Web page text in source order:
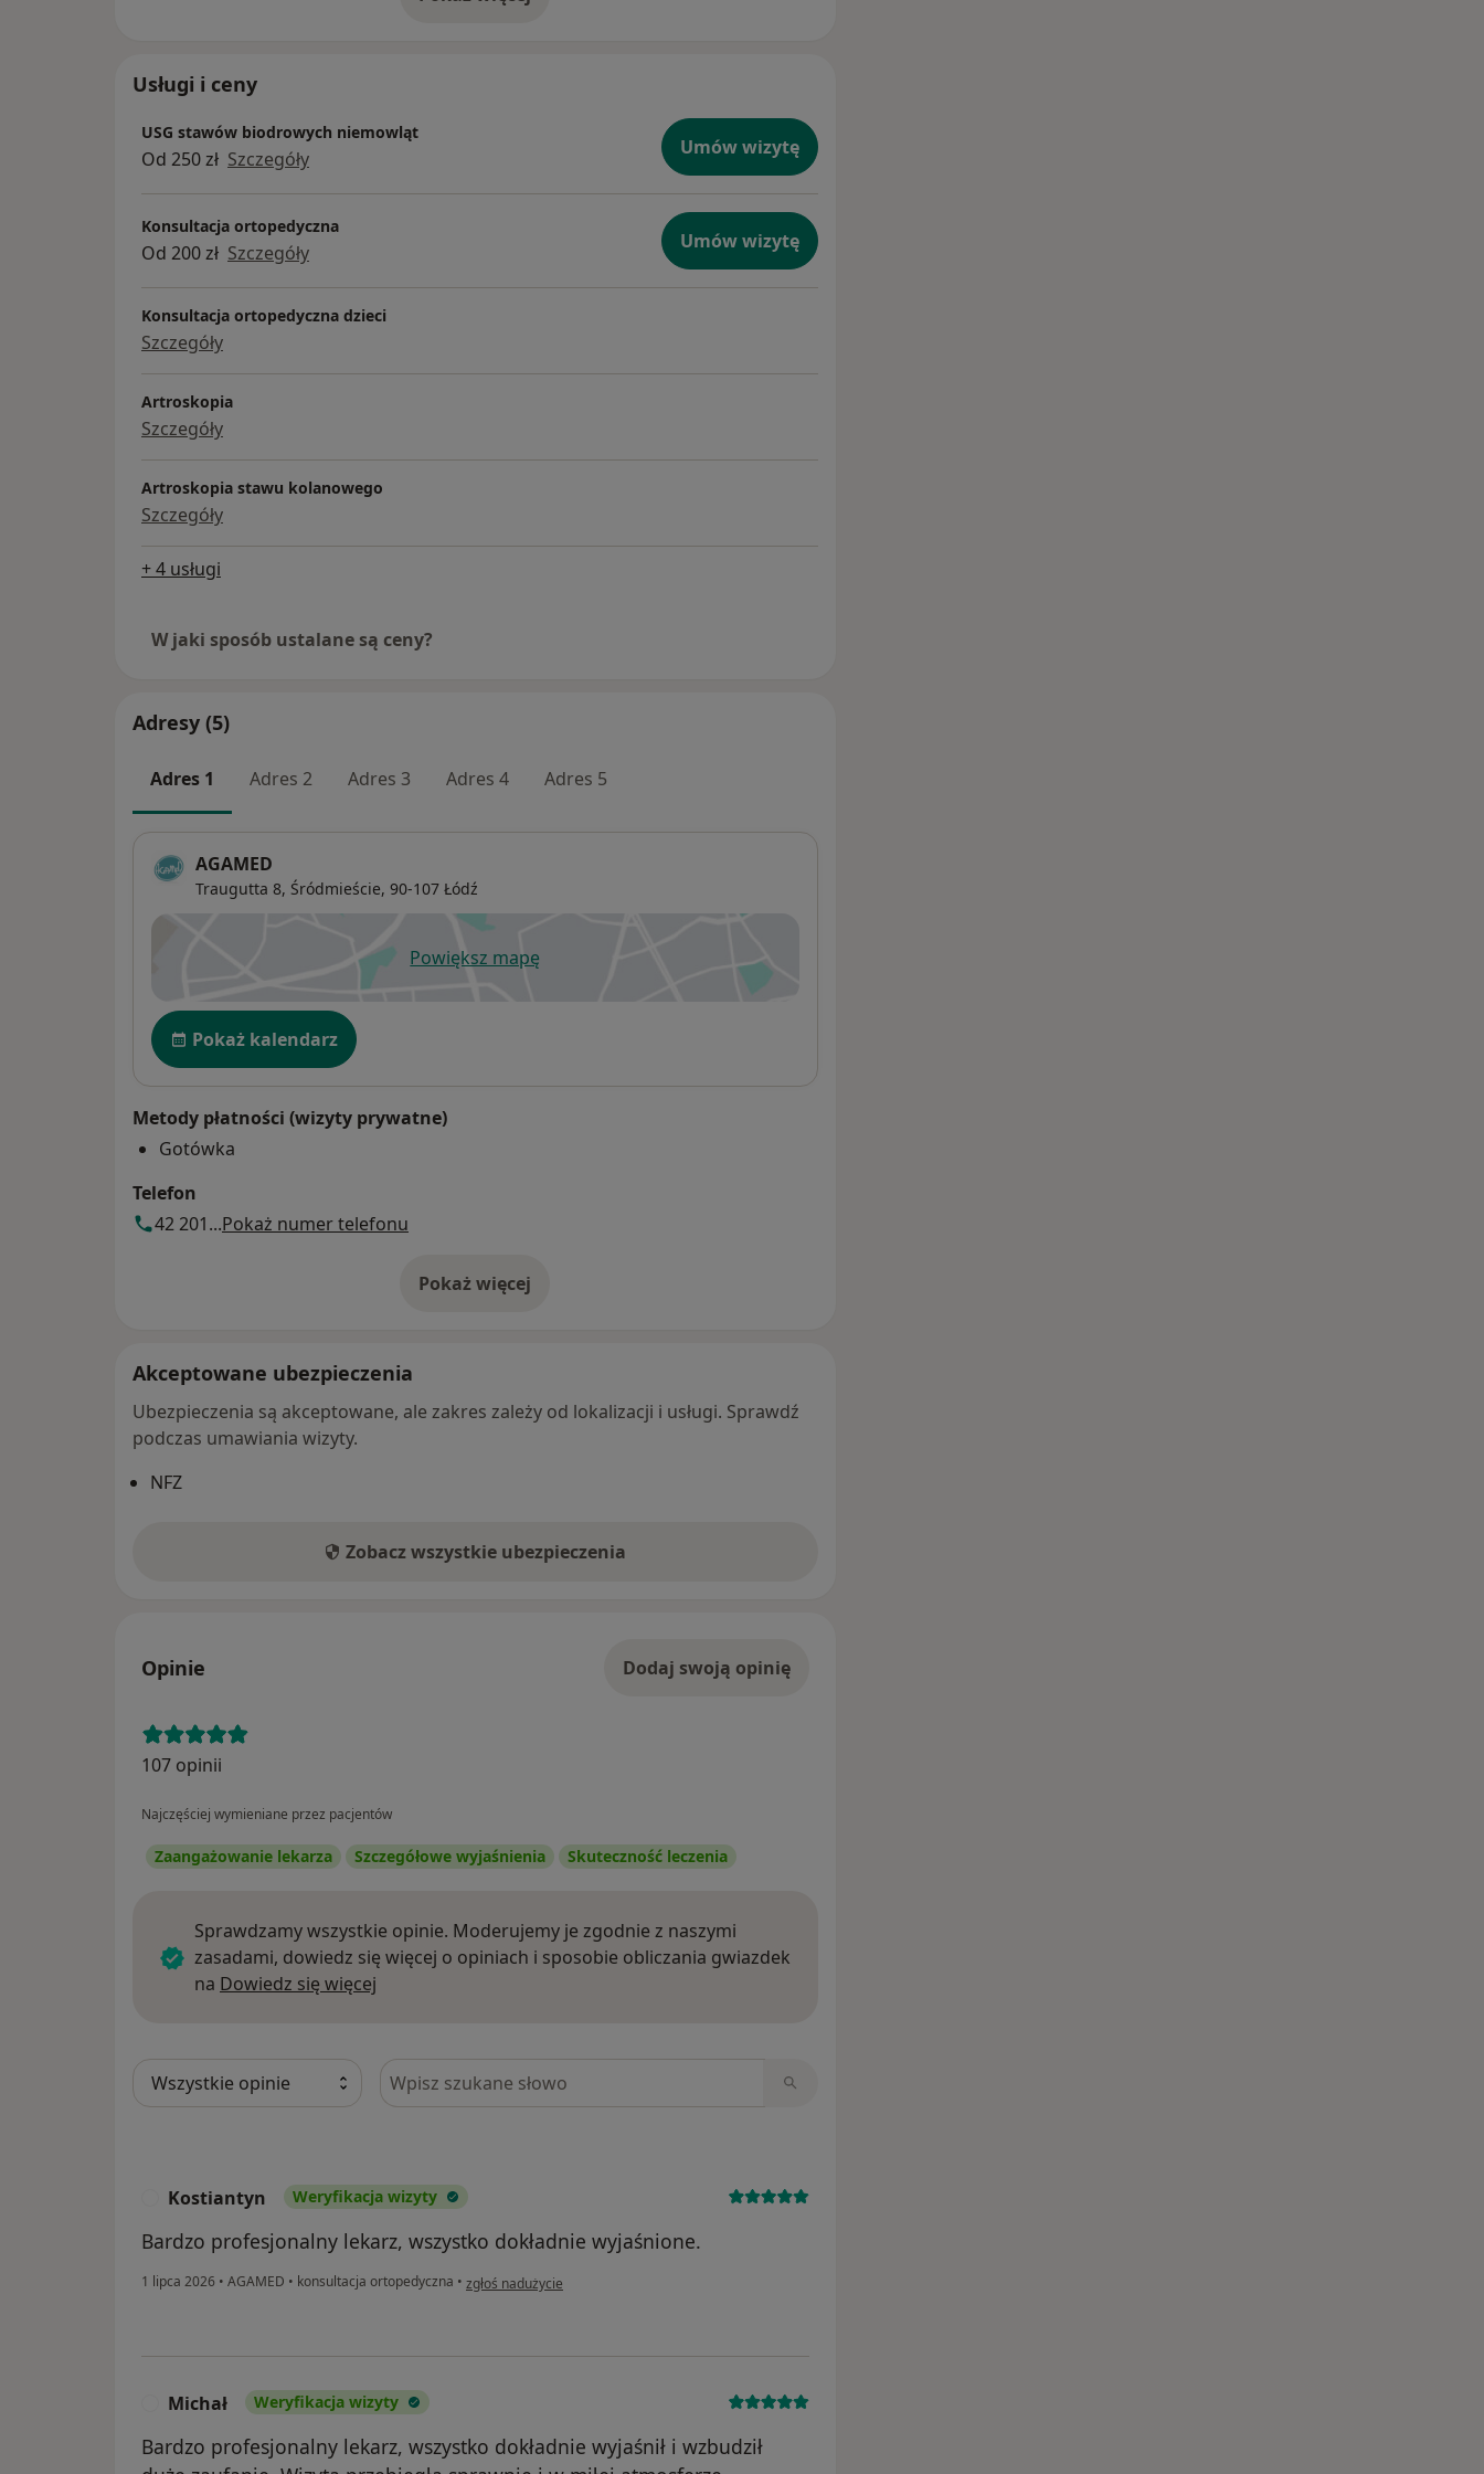
o doświadczeniu
Usługi i ceny
USG stawów biodrowych niemowląt
Od 250 zł Szczegóły Umów wizytę
Konsultacja ortopedyczna
Od 200 zł Szczegóły Umów wizytę
Konsultacja ortopedyczna dzieci
Szczegóły
Artroskopia
Szczegóły
Artroskopia stawu kolanowego
Szczegóły
+ 4 usługi
W jaki sposób ustalane są ceny?
Adresy (5)
Adres 1 Adres 2 Adres 3 Adres 4 Adres 5
AGAMED
Traugutta 8, Śródmieście, 90-107 Łódź
Powiększ mapęotwiera się w nowej karcie
Dostępność
Pokaż kalendarz
Metody płatności (wizyty prywatne)
Gotówka
Telefon
42 201...Pokaż numer telefonu
Pokaż więcej
o adresie
Akceptowane ubezpieczenia
Ubezpieczenia są akceptowane, ale zakres zależy od lokalizacji i usługi. Sprawdź
podczas umawiania wizyty.
NFZ
Zobacz wszystkie ubezpieczenia
Opinie Dodaj swoją opinię
107 opinii
Najczęściej wymieniane przez pacjentów
Zaangażowanie lekarza Szczegółowe wyjaśnienia Skuteczność leczenia
Sprawdzamy wszystkie opinie. Moderujemy je zgodnie z naszymi
zasadami, dowiedz się więcej o opiniach i sposobie obliczania gwiazdek
na Dowiedz się więcej
Szukaj w opiniach
Kostiantyn Weryfikacja wizyty
Bardzo profesjonalny lekarz, wszystko dokładnie wyjaśnione.
1 lipca 2026 • AGAMED • konsultacja ortopedyczna • w opinii użytkownika Kostiantyn
zgłoś nadużycie
Michał Weryfikacja wizyty
Bardzo profesjonalny lekarz, wszystko dokładnie wyjaśnił i wzbudził